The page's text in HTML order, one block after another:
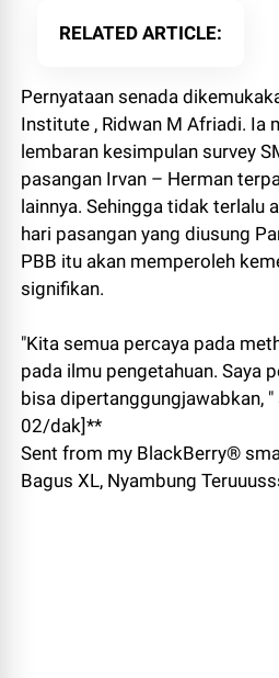
RELATED ARTICLE
Pernyataan senada
Institute , Ridwan M Afriadi. Ia
lembaran kesimpulan survey
pasangan Irvan – Herman
lainnya. Sehingga tidak terlalu
hari pasangan yang diusung
PBB itu akan memperoleh
signifikan.
"Kita semua percaya pada
pada ilmu pengetahuan. Saya
bisa dipertanggungjawabkan,
02/dak]**
Sent from my BlackBerry®
Bagus XL, Nyambung